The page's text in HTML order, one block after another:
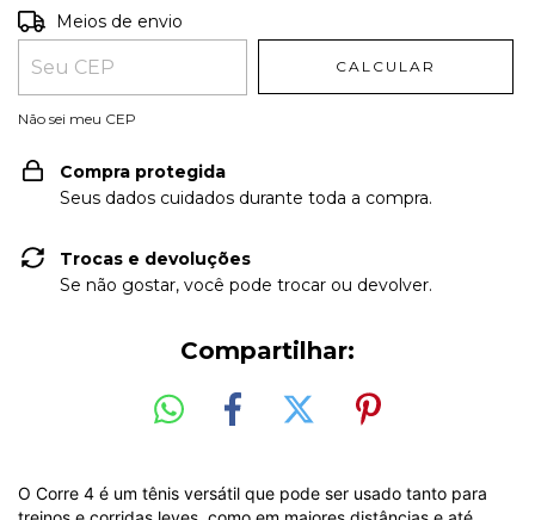
Entregas para o CEP:
Meios de envio
CALCULAR
Não sei meu CEP
Compra protegida
Seus dados cuidados durante toda a compra.
Trocas e devoluções
Se não gostar, você pode trocar ou devolver.
Compartilhar:
O Corre 4 é um tênis versátil que pode ser usado tanto para